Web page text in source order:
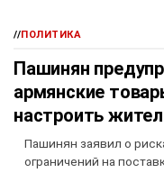
//ПОЛИТИКА
Пашинян
армянские
настроить
Пашинян заявил о
ограничений на